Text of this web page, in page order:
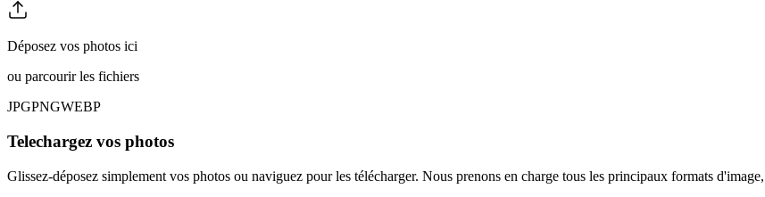
Déposez vos photos ici
ou parcourir les fichiers
JPGPNGWEBP
Telechargez vos photos
Glissez-déposez simplement vos photos ou naviguez pour les télécharger. Nous prenons en charge tous les principaux formats